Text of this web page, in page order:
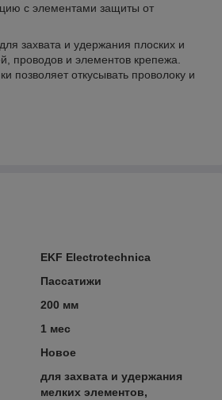
с элементами защиты от
захвата и удержания плоских и
проводов и элементов крепежа.
позволяет откусывать проволоку и
EKF Electrotechnica
Пассатижи
200 мм
1 мес
Новое
для захвата и удержания
мелких элементов,